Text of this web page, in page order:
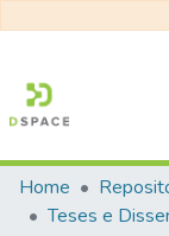
Communities &
Home